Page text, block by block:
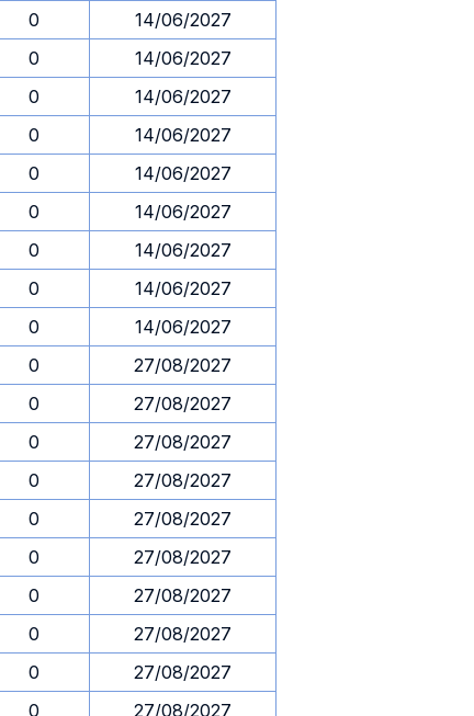
0
14/06/2027
0
14/06/2027
0
14/06/2027
0
14/06/2027
0
14/06/2027
0
14/06/2027
0
14/06/2027
0
14/06/2027
0
14/06/2027
0
27/08/2027
0
27/08/2027
0
27/08/2027
0
27/08/2027
0
27/08/2027
0
27/08/2027
0
27/08/2027
0
27/08/2027
0
27/08/2027
0
27/08/2027